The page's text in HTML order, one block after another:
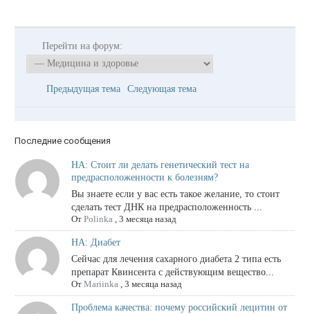
Перейти на форум:
Предыдущая тема Следующая тема
Последние сообщения
НА: Стоит ли делать генетический тест на
предрасположенности к болезням?
Вы знаете если у вас есть такое желание, то стоит
сделать тест ДНК на предрасположенность ...
От Polinka, 3 месяца назад
НА: Диабет
Сейчас для лечения сахарного диабета 2 типа есть
препарат Квинсента с действующим вещество...
От Mariinka, 3 месяца назад
Проблема качества: почему российский лецитин от